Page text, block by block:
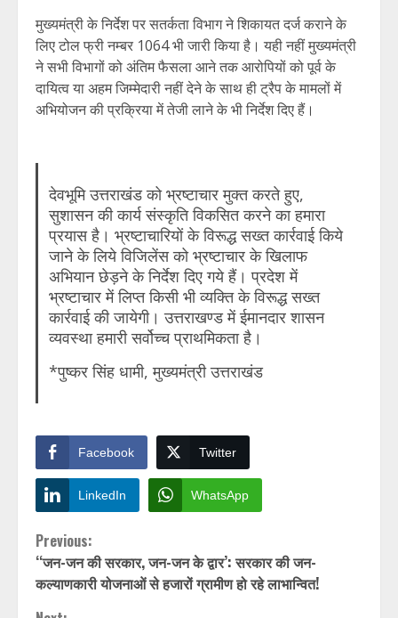
मुख्यमंत्री के निर्देश पर सतर्कता विभाग ने शिकायत दर्ज कराने के
लिए टोल फ्री नम्बर 1064 भी जारी किया है। यही नहीं मुख्यमंत्री
ने सभी विभागों को अंतिम फैसला आने तक आरोपियों को पूर्व के
दायित्व या अहम जिम्मेदारी नहीं देने के साथ ही ट्रैप के मामलों में
अभियोजन की प्रक्रिया में तेजी लाने के भी निर्देश दिए हैं।
देवभूमि उत्तराखंड को भ्रष्टाचार मुक्त करते हुए,
सुशासन की कार्य संस्कृति विकसित करने का हमारा
प्रयास है। भ्रष्टाचारियों के विरूद्ध सख्त कार्रवाई किये
जाने के लिये विजिलेंस को भ्रष्टाचार के खिलाफ
अभियान छेड़ने के निर्देश दिए गये हैं। प्रदेश में
भ्रष्टाचार में लिप्त किसी भी व्यक्ति के विरूद्ध सख्त
कार्रवाई की जायेगी। उत्तराखण्ड में ईमानदार शासन
व्यवस्था हमारी सर्वोच्च प्राथमिकता है।
*पुष्कर सिंह धामी, मुख्यमंत्री उत्तराखंड
Facebook Twitter
LinkedIn WhatsApp
Continue
Reading
Previous:
‘‘जन-जन की सरकार, जन-जन के द्वार’: सरकार की जन-
कल्याणकारी योजनाओं से हजारों ग्रामीण हो रहे लाभान्वित!